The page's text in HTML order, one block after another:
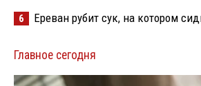
6 Ереван рубит сук, на котором
Главное сегодня